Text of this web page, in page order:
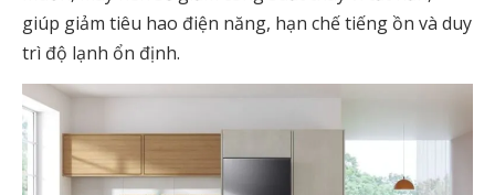
giúp giảm tiêu hao điện năng, hạn chế tiếng ồn và duy
trì độ lạnh ổn định.